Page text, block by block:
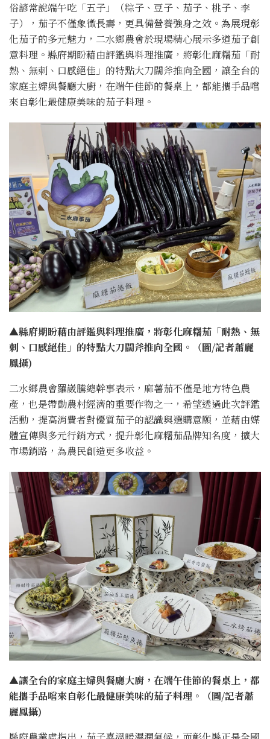
俗諺常說端午吃「五子」（粽子、豆子、茄子、桃子、李
子），茄子不僅象徵長壽，更具備營養強身之效。為展現彰
化茄子的多元魅力，二水鄉農會於現場精心展示多道茄子創
意料理。縣府期盼藉由評鑑與料理推廣，將彰化麻糬茄「耐
熱、無刺、口感絕佳」的特點大刀闊斧推向全國，讓全台的
家庭主婦與餐廳大廚，在端午佳節的餐桌上，都能攜手品嚐
來自彰化最健康美味的茄子料理。
▲縣府期盼藉由評鑑與料理推廣，將彰化麻糬茄「耐熱、無
刺、口感絕佳」的特點大刀闊斧推向全國。（圖/記者蕭麗
鳳攝)
二水鄉農會羅崴騰總幹事表示，麻薯茄不僅是地方特色農
產，也是帶動農村經濟的重要作物之一，希望透過此次評鑑
活動，提高消費者對優質茄子的認識與選購意願，並藉由媒
體宣傳與多元行銷方式，提升彰化麻糬茄品牌知名度，擴大
市場銷路，為農民創造更多收益。
▲讓全台的家庭主婦與餐廳大廚，在端午佳節的餐桌上，都
能攜手品嚐來自彰化最健康美味的茄子料理。（圖/記者蕭
麗鳳攝)